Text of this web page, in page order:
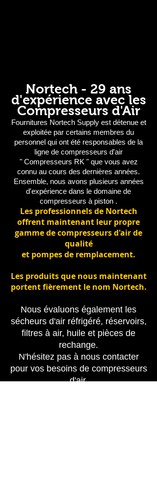
Nortech - 29 ans
d'expérience avec les
Compresseurs d'Air
Fournitures NortechSupply est détenue et
exploitée par certains membres du
personnel qui ont été responsables de la
ligne de compresseurs d'air
" Compresseurs RK " que vous avez
connu au cours des dernières années.
Ensemble, nous avons plusieurs années
d'expérience dans le domaine de
compresseurs à piston .
Les professionnels de Nortech
offrent maintenant leur propre
gamme de compresseurs d'air de
qualité
et pompes de remplacement.
Les produits que nous maintenant
portent fièrement le nom Nortech.
Nous évaluons également les
sécheurs d'airréfrigéré, réservoirs,
filtres à air, huile et pièces de
rechange.
N'hésitez pas à nous contacter
pour vos besoins de compresseurs
d'air.